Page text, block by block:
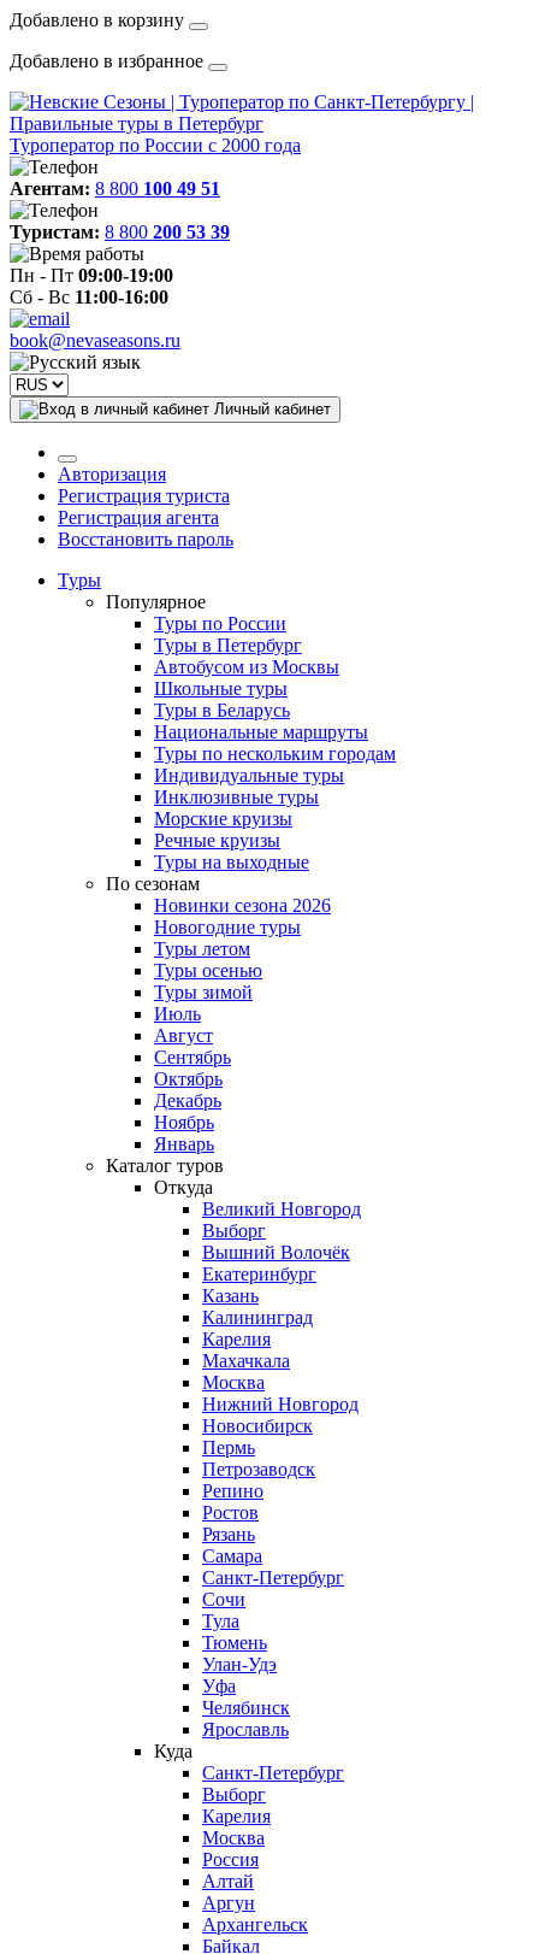
Добавлено в корзину
Добавлено в избранное
Туроператор по России с 2000 года
Агентам: 8 800 100 49 51
Туристам: 8 800 200 53 39
Пн - Пт 09:00-19:00
Сб - Вс 11:00-16:00
book@nevaseasons.ru
Личный кабинет
Авторизация
Регистрация туриста
Регистрация агента
Восстановить пароль
Туры
Популярное
Туры по России
Туры в Петербург
Автобусом из Москвы
Школьные туры
Туры в Беларусь
Национальные маршруты
Туры по нескольким городам
Индивидуальные туры
Инклюзивные туры
Морские круизы
Речные круизы
Туры на выходные
По сезонам
Новинки сезона 2026
Новогодние туры
Туры летом
Туры осенью
Туры зимой
Июль
Август
Сентябрь
Октябрь
Декабрь
Ноябрь
Январь
Каталог туров
Откуда
Великий Новгород
Выборг
Вышний Волочёк
Екатеринбург
Казань
Калининград
Карелия
Махачкала
Москва
Нижний Новгород
Новосибирск
Пермь
Петрозаводск
Репино
Ростов
Рязань
Самара
Санкт-Петербург
Сочи
Тула
Тюмень
Улан-Удэ
Уфа
Челябинск
Ярославль
Куда
Санкт-Петербург
Выборг
Карелия
Москва
Россия
Алтай
Аргун
Архангельск
Байкал